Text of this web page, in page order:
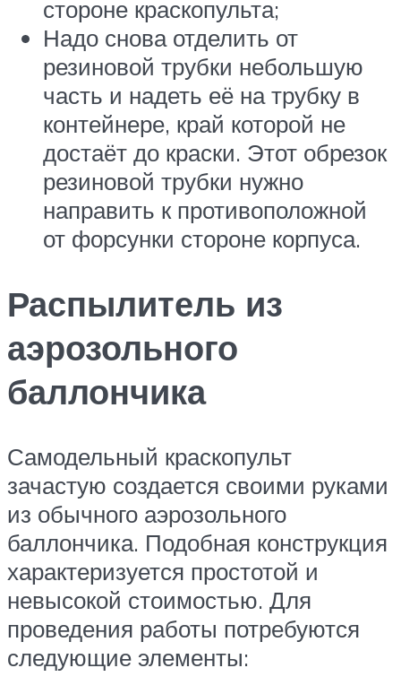
стороне краскопульта;
Надо снова отделить от
резиновой трубки небольшую
часть и надеть её на трубку в
контейнере, край которой не
достаёт до краски. Этот обрезок
резиновой трубки нужно
направить к противоположной
от форсунки стороне корпуса.
Распылитель из
аэрозольного
баллончика
Самодельный краскопульт
зачастую создается своими руками
из обычного аэрозольного
баллончика. Подобная конструкция
характеризуется простотой и
невысокой стоимостью. Для
проведения работы потребуются
следующие элементы: